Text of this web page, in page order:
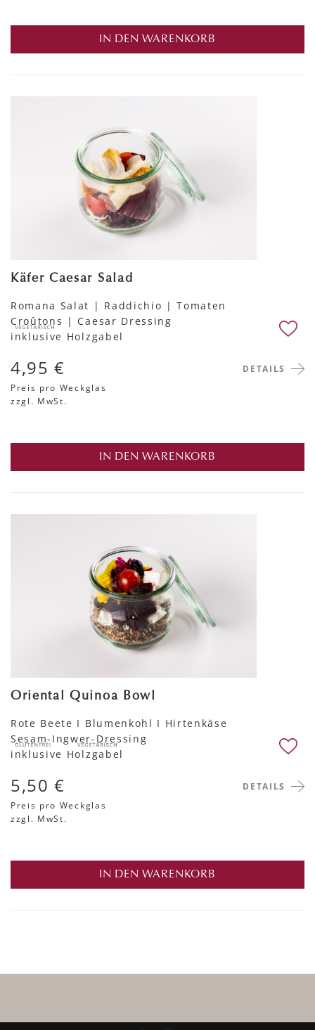
IN DEN WARENKORB
Käfer Caesar Salad
Romana Salat | Raddichio | Tomaten
Croûtons | Caesar Dressing
inklusive Holzgabel
DETAILS
4,95 €
Preis pro Weckglas
zzgl. MwSt.
IN DEN WARENKORB
Oriental Quinoa Bowl
Rote Beete I Blumenkohl I Hirtenkäse
Sesam-Ingwer-Dressing
inklusive Holzgabel
DETAILS
5,50 €
Preis pro Weckglas
zzgl. MwSt.
IN DEN WARENKORB